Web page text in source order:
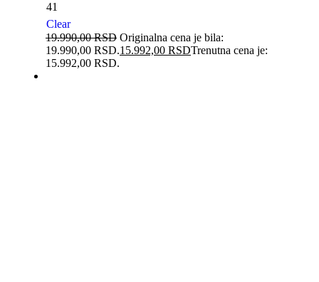
41
Clear
19.990,00RSD Originalna cena je bila:
19.990,00 RSD.15.992,00 RSDTrenutna cena je:
15.992,00 RSD.